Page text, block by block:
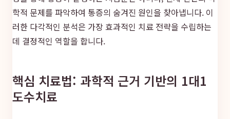
학적 문제를 파악하여 통증의 숨겨진 원인을 찾아냅니다. 이
러한 다각적인 분석은 가장 효과적인 치료 전략을 수립하는
데 결정적인 역할을 합니다.
핵심 치료법: 과학적 근거 기반의 1대1
도수치료